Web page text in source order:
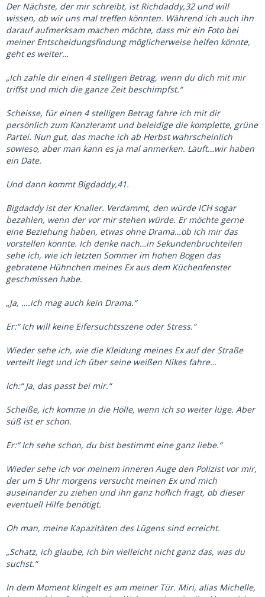
Der Nächste, der mir schreibt, ist Richdaddy,32 und will
wissen, ob wir uns mal treffen könnten. Während ich auch ihn
darauf aufmerksam machen möchte, dass mir ein Foto bei
meiner Entscheidungsfindung möglicherweise helfen könnte,
geht es weiter…
„Ich zahle dir einen 4 stelligen Betrag, wenn du dich mit mir
triffst und mich die ganze Zeit beschimpfst.“
Scheisse, für einen 4 stelligen Betrag fahre ich mit dir
persönlich zum Kanzleramt und beleidige die komplette, grüne
Partei. Nun gut, das mache ich ab Herbst wahrscheinlich
sowieso, aber man kann es ja mal anmerken. Läuft…wir haben
ein Date.
Und dann kommt Bigdaddy,41.
Bigdaddy ist der Knaller. Verdammt, den würde ICH sogar
bezahlen, wenn der vor mir stehen würde. Er möchte gerne
eine Beziehung haben, etwas ohne Drama…ob ich mir das
vorstellen könnte. Ich denke nach…in Sekundenbruchteilen
sehe ich, wie ich letzten Sommer im hohen Bogen das
gebratene Hühnchen meines Ex aus dem Küchenfenster
geschmissen habe.
„Ja, ….ich mag auch kein Drama.“
Er:“ Ich will keine Eifersuchtsszene oder Stress.“
Wieder sehe ich, wie die Kleidung meines Ex auf der Straße
verteilt liegt und ich über seine weißen Nikes fahre…
Ich:“ Ja, das passt bei mir.“
Scheiße, ich komme in die Hölle, wenn ich so weiter lüge. Aber
süß ist er schon.
Er:“ Ich sehe schon, du bist bestimmt eine ganz liebe.“
Wieder sehe ich vor meinem inneren Auge den Polizist vor mir,
der um 5 Uhr morgens versucht meinen Ex und mich
auseinander zu ziehen und ihn ganz höflich fragt, ob dieser
eventuell Hilfe benötigt.
Oh man, meine Kapazitäten des Lügens sind erreicht.
„Schatz, ich glaube, ich bin vielleicht nicht ganz das, was du
suchst.“
In dem Moment klingelt es am meiner Tür. Miri, alias Michelle,